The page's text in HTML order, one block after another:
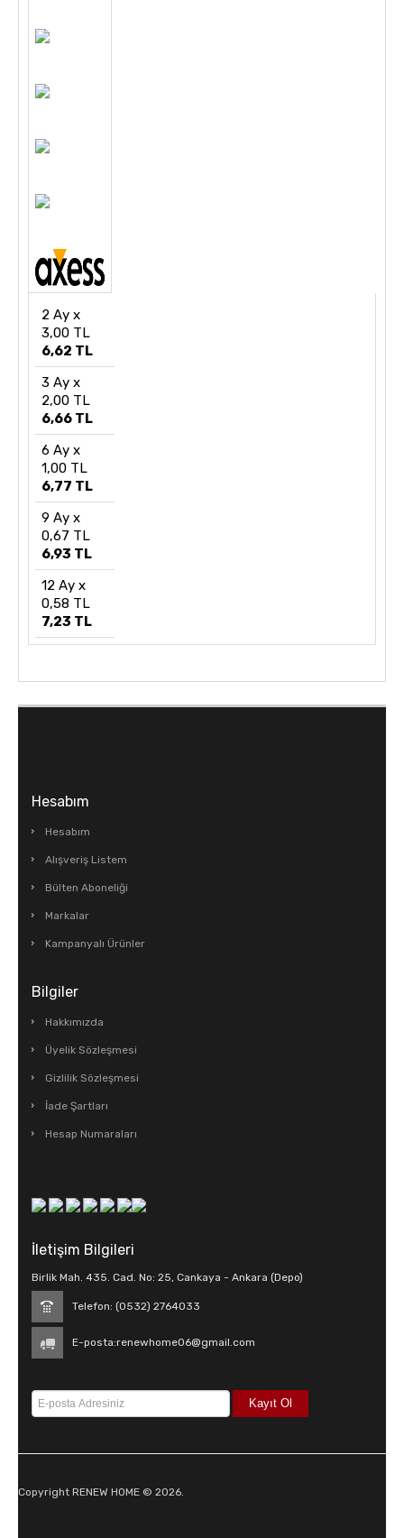
2 Ay x
3,00 TL
6,62 TL
3 Ay x
2,00 TL
6,66 TL
6 Ay x
1,00 TL
6,77 TL
9 Ay x
0,67 TL
6,93 TL
12 Ay x
0,58 TL
7,23 TL
Hesabım
Hesabım
Alışveriş Listem
Bülten Aboneliği
Markalar
Kampanyalı Ürünler
Bilgiler
Hakkımızda
Üyelik Sözleşmesi
Gizlilik Sözleşmesi
İade Şartları
Hesap Numaraları
İletişim Bilgileri
Birlik Mah. 435. Cad. No: 25, Cankaya - Ankara (Depo)
Telefon: (0532) 2764033
E-posta:renewhome06@gmail.com
Copyright RENEW HOME © 2026.